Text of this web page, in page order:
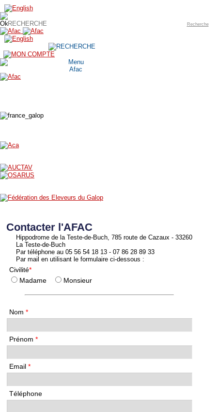
Recherche
Contacter l'AFAC
Hippodrome de la Teste-de-Buch, 785 route de Cazaux - 33260
La Teste-de-Buch
Par téléphone au 05 56 54 18 13 - 07 86 28 89 33
Par mail en utilisant le formulaire ci-dessous :
Civilité*
Madame
Monsieur
Nom *
Prénom *
Email *
Téléphone